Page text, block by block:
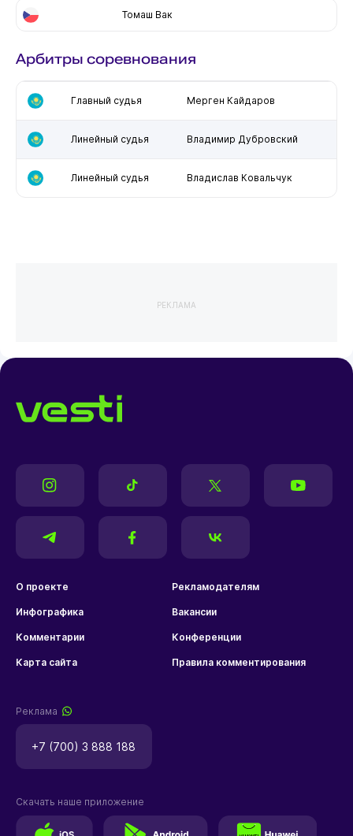
Томаш Вак
Арбитры соревнования
Главный судья Мерген Кайдаров
Линейный судья Владимир Дубровский
Линейный судья Владислав Ковальчук
РЕКЛАМА
О проекте Рекламодателям
Инфографика Вакансии
Комментарии Конференции
Карта сайта Правила комментирования
Реклама
+7 (700) 3 888 188
Скачать наше приложение